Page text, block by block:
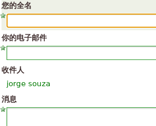
您的全名
你的电子邮件
收件人
jorge souza
消息